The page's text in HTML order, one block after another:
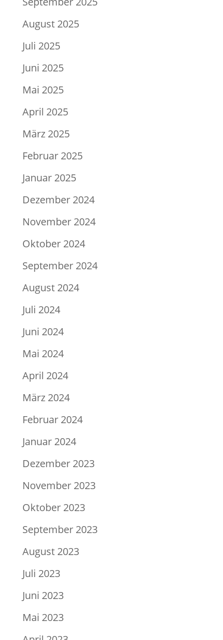
August 2025
Juli 2025
Juni 2025
Mai 2025
April 2025
März 2025
Februar 2025
Januar 2025
Dezember 2024
November 2024
Oktober 2024
September 2024
August 2024
Juli 2024
Juni 2024
Mai 2024
April 2024
März 2024
Februar 2024
Januar 2024
Dezember 2023
November 2023
Oktober 2023
September 2023
August 2023
Juli 2023
Juni 2023
Mai 2023